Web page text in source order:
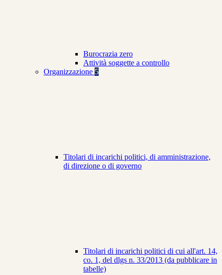
Burocrazia zero
Attività soggette a controllo
Organizzazione 5
Titolari di incarichi politici, di amministrazione,
di direzione o di governo
Titolari di incarichi politici di cui all'art. 14,
co. 1, del dlgs n. 33/2013 (da pubblicare in
tabelle)